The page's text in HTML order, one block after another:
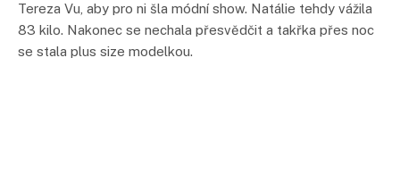
Tereza Vu, aby pro ni šla módní show. Natálie tehdy vážila
83 kilo. Nakonec se nechala přesvědčit a takřka přes noc
se stala plus size modelkou.